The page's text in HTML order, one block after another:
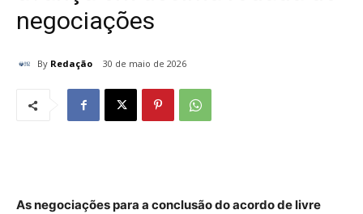
negociações
By Redação 30 de maio de 2026
As negociações para a conclusão do acordo de livre